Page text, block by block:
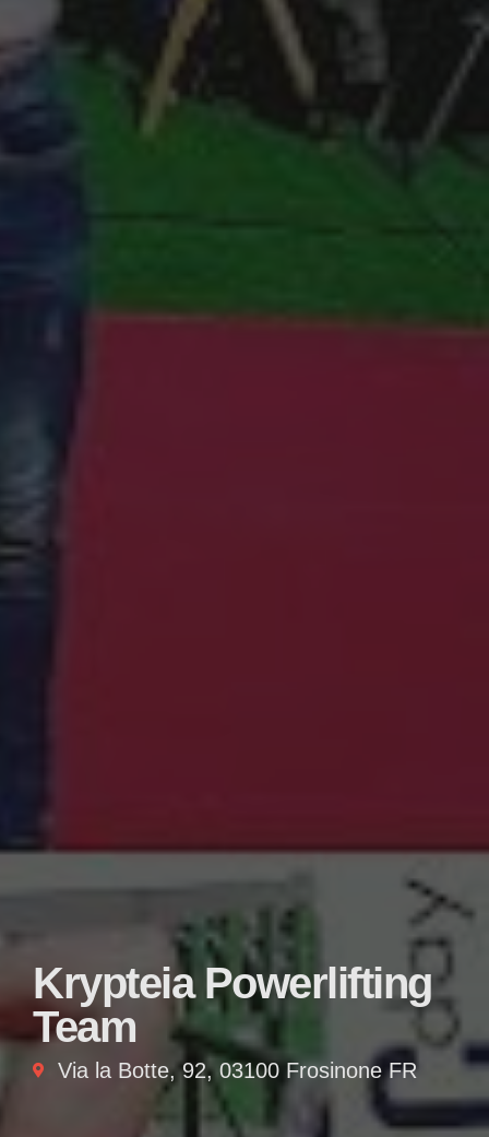
Krypteia Powerlifting
Team
Via la Botte, 92, 03100 Frosinone FR